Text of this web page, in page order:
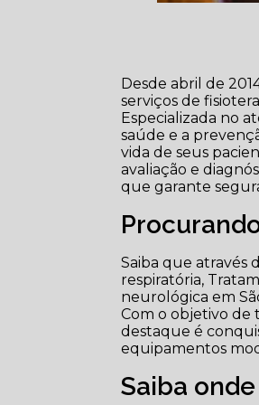
Desde abril de
serviços de
Especializada no
saúde e a
vida de seus
avaliação e
que garante
Saiba que através
respiratória,
neurológica em
Com o objetivo de
destaque é
equipamentos
Saiba